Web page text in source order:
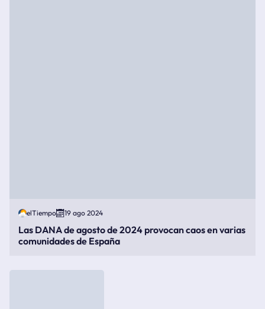
elTiempo 19 ago 2024
Las DANA de agosto de 2024 provocan caos en varias
comunidades de España